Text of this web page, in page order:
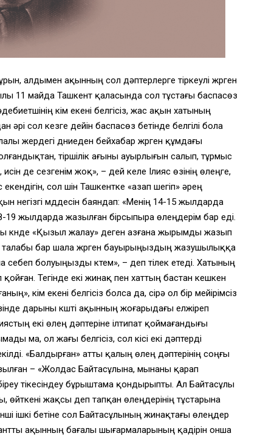
алдымен ақынның сол дәптерлерге тіркеулі жүрген
11 майда Ташкент қаласында сол тұстағы баспасөз
кім екені белгісіз, жас ақын хатының
әрі сол кезге дейін баспасөз бетінде белгілі бола
жердегі дүниеден бейхабар жүрген құмдағы
тіршілік ағыны ауырлығын салып, тұрмыс
де сезгенім жоқ», – дей келе Ілияс өзінің өлеңге,
сол үшін Ташкентке «азап шегіп» әрең
негізгі мүддесін баяндап: «Менің 14-15 жылдарда
19 жылдарда жазылған бірсыпыра өлеңдерім бар еді.
күнде «Қызыл жалау» деген азғана жырымды жазып
талабы бар шала жүрген бауырыңыздың жазушылыққа
болуыңызды күтем», – деп тілек етеді. Хатының
қойған. Тегінде екі жинақ пен хаттың бастан кешкен
кім екені белгісіз болса да, сірә ол бір мейірімсіз
дарыны күшті ақынның жоғарыдағы елжіреп
екі өлең дәптеріне ілтипат қоймағандығы
ма, ол жағы белгісіз, сол кісі екі дәптерді
«Балдырған» атты қалың өлең дәптерінің соңғы
– «Жолдас Байтасұлына, мынаны қарап
тікесіндеу бұрыштама қондырыпты. Ал Байтасұлы
жақсы деп тапқан өлеңдерінің тұстарына
ішкі бетіне сол Байтасұлының жинақтағы өлеңдер
ақынның бағалы шығармаларының қадірін онша